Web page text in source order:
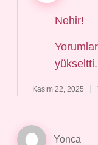
Nehir!
yükseltti.
Kasım 22, 2025
Yonca